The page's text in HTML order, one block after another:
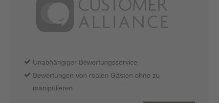
Unabhängiger Bewertungsservice
Bewertungen von realen Gästen ohne zu
manipulieren